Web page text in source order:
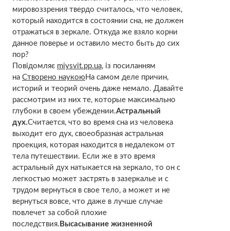
мировоззрения твердо считалось, что человек,
который находится в состоянии сна, не должен
отражаться в зеркале. Откуда же взяло корни
данное поверье и оставило место быть до сих
пор?
Повідомляє miysvit.pp.ua, із посиланням
на Створено наукою На самом деле причин,
историй и теорий очень даже немало. Давайте
рассмотрим из них те, которые максимально
глубоки в своем убеждении.Астральный
дух.Считается, что во время сна из человека
выходит его дух, своеобразная астральная
проекция, которая находится в недалеком от
тела путешествии. Если же в это время
астральный дух натыкается на зеркало, то он с
легкостью может застрять в зазеркалье и с
трудом вернуться в свое тело, а может и не
вернуться вовсе, что даже в лучше случае
повлечет за собой плохие
последствия. Высасывание жизненной